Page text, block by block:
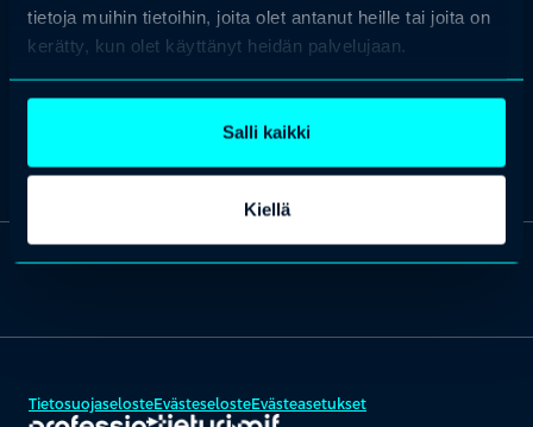
tietoja muihin tietoihin, joita olet antanut heille tai joita on
kerätty, kun olet käyttänyt heidän palvelujaan.
Salli kaikki
Kiellä
Missiona maailman osaavin kansa.
TietosuojaselosteEvästeselosteEvästeasetukset